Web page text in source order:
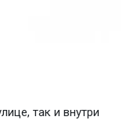
так и внутри